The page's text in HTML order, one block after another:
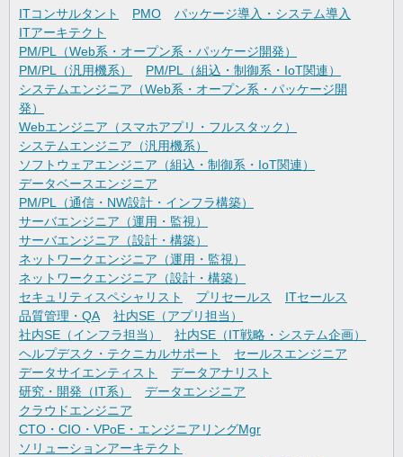
ITコンサルタント PMO
パッケージ導入・システム導入
ITアーキテクト
PM/PL（Web系・オープン系・パッケージ開発）
PM/PL（汎用機系）
PM/PL（組込・制御系・IoT関連）
システムエンジニア（Web系・オープン系・パッケージ開
発）
Webエンジニア（スマホアプリ・フルスタック）
システムエンジニア（汎用機系）
ソフトウェアエンジニア（組込・制御系・IoT関連）
データベースエンジニア
PM/PL（通信・NW設計・インフラ構築）
サーバエンジニア（運用・監視）
サーバエンジニア（設計・構築）
ネットワークエンジニア（運用・監視）
ネットワークエンジニア（設計・構築）
セキュリティスペシャリスト
プリセールス
ITセールス
品質管理・QA
社内SE（アプリ担当）
社内SE（インフラ担当）
社内SE（IT戦略・システム企画）
ヘルプデスク・テクニカルサポート
セールスエンジニア
データサイエンティスト
データアナリスト
研究・開発（IT系）
データエンジニア
クラウドエンジニア
CTO・CIO・VPoE・エンジニアリングMgr
ソリューションアーキテクト